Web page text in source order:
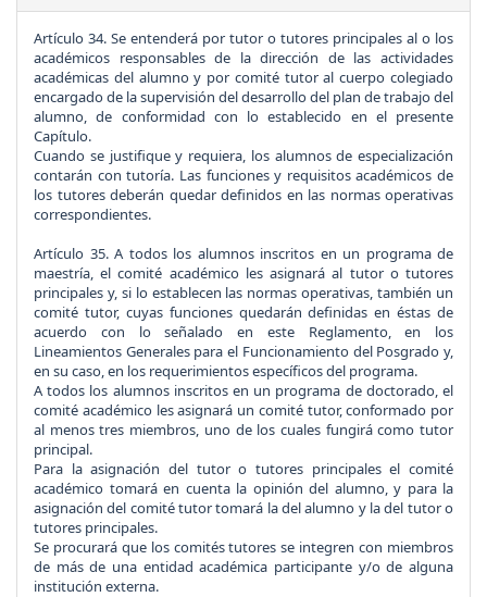
Artículo 34. Se entenderá por tutor o tutores principales al o los
académicos responsables de la dirección de las actividades
académicas del alumno y por comité tutor al cuerpo colegiado
encargado de la supervisión del desarrollo del plan de trabajo del
alumno, de conformidad con lo establecido en el presente
Capítulo.
Cuando se justifique y requiera, los alumnos de especialización
contarán con tutoría. Las funciones y requisitos académicos de
los tutores deberán quedar definidos en las normas operativas
correspondientes.
Artículo 35.A todos los alumnos inscritos en un programa de
maestría, el comité académico les asignará al tutor o tutores
principales y, si lo establecen las normas operativas, también un
comité tutor, cuyas funciones quedarán definidas en éstas de
acuerdo con lo señalado en este Reglamento, en los
Lineamientos Generales para el Funcionamiento del Posgrado y,
en su caso, en los requerimientos específicos del programa.
A todos los alumnos inscritos en un programa de doctorado, el
comité académico les asignará un comité tutor, conformado por
al menos tres miembros, uno de los cuales fungirá como tutor
principal.
Para la asignación del tutor o tutores principales el comité
académico tomará en cuenta la opinión del alumno, y para la
asignación del comité tutor tomará la del alumno y la del tutor o
tutores principales.
Se procurará que los comités tutores se integren con miembros
de más de una entidad académica participante y/o de alguna
institución externa.